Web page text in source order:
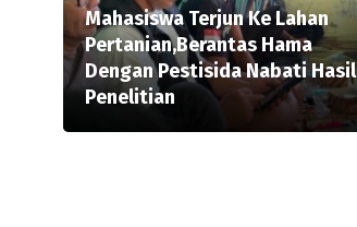
Mahasiswa Terjun Ke Lahan
Pertanian,Berantas Hama
Dengan Pestisida Nabati Hasil
Penelitian